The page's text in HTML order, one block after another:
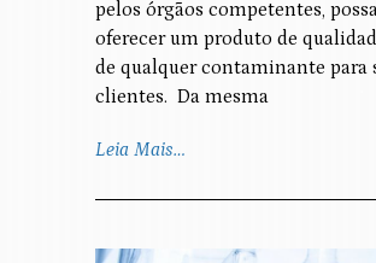
pelos órgãos competentes,
oferecer um produto de
de qualquer contaminante para
clientes. Da mesma
Leia Mais…